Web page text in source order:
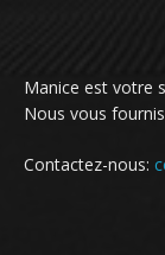
Manice est votre
Nous vous
Contactez-nous: